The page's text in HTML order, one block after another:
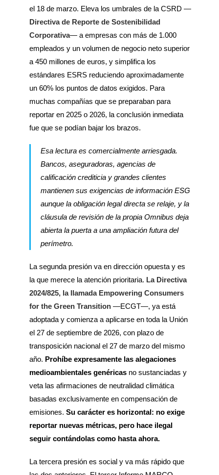
el 18 de marzo. Eleva los umbrales de la CSRD —
Directiva de Reporte de Sostenibilidad
Corporativa— a empresas con más de 1.000
empleados y un volumen de negocio neto superior
a 450 millones de euros, y simplifica los
estándares ESRS reduciendo aproximadamente
un 60% los puntos de datos exigidos. Para
muchas compañías que se preparaban para
reportar en 2025 o 2026, la conclusión inmediata
fue que se podían bajar los brazos.
Esa lectura es comercialmente arriesgada.
Bancos, aseguradoras, agencias de
calificación crediticia y grandes clientes
mantienen sus exigencias de información ESG
aunque la obligación legal directa se relaje, y la
cláusula de revisión de la propia Omnibus deja
abierta la puerta a una ampliación futura del
perímetro.
La segunda presión va en dirección opuesta y es
la que merece la atención prioritaria. La Directiva
2024/825, la llamada Empowering Consumers
for the Green Transition—ECGT—, ya está
adoptada y comienza a aplicarse en toda la Unión
el 27 de septiembre de 2026, con plazo de
transposición nacional el 27 de marzo del mismo
año. Prohíbe expresamente las alegaciones
medioambientales genéricasno sustanciadas y
veta las afirmaciones de neutralidad climática
basadas exclusivamente en compensación de
emisiones. Su carácter es horizontal: no exige
reportar nuevas métricas, pero hace ilegal
seguir contándolas como hasta ahora.
La tercera presión es social y va más rápido que